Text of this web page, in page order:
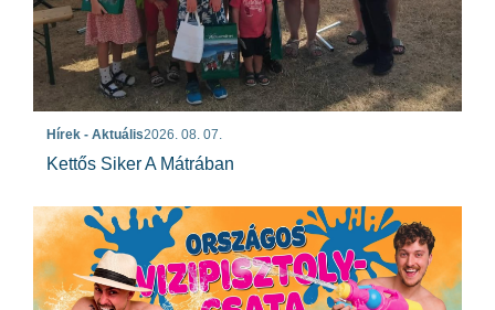
Hírek - Aktuális2026. 08. 07.
Kettős Siker A Mátrában